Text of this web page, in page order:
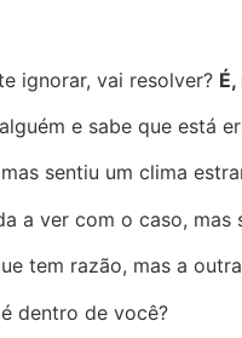
ignorar, vai resolver?
e sabe que está
sentiu um clima
a ver com o caso, mas
tem razão, mas a
dentro de você?